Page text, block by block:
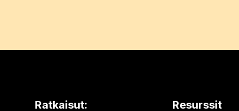
Ratkaisut: Resurssit